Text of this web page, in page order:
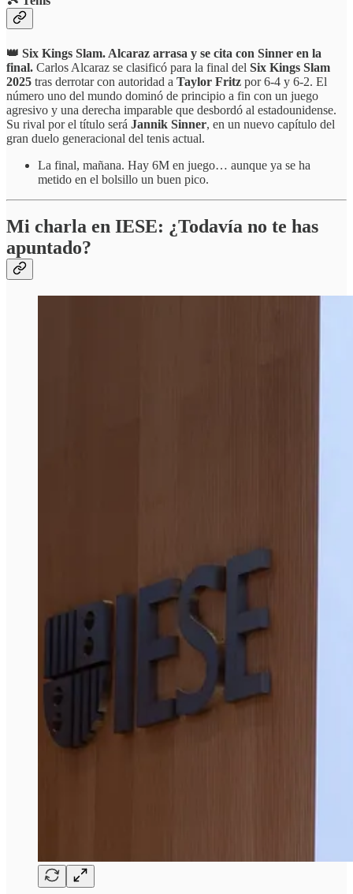
👑 Six Kings Slam. Alcaraz arrasa y se cita con Sinner en la
final. Carlos Alcaraz se clasificó para la final del Six Kings Slam
2025 tras derrotar con autoridad a Taylor Fritz por 6-4 y 6-2. El
número uno del mundo dominó de principio a fin con un juego
agresivo y una derecha imparable que desbordó al estadounidense.
Su rival por el título será Jannik Sinner, en un nuevo capítulo del
gran duelo generacional del tenis actual.
La final, mañana. Hay 6M en juego… aunque ya se ha
metido en el bolsillo un buen pico.
Mi charla en IESE: ¿Todavía no te has
apuntado?